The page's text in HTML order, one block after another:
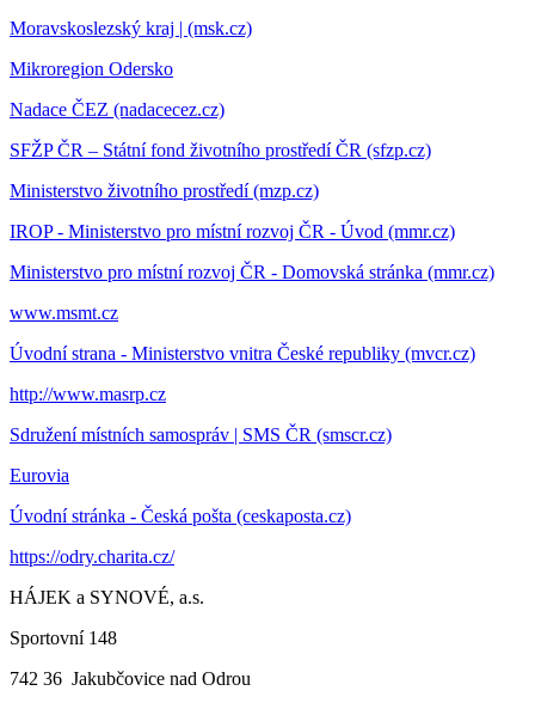
Moravskoslezský kraj | (msk.cz)
Mikroregion Odersko
Nadace ČEZ (nadacecez.cz)
SFŽP ČR – Státní fond životního prostředí ČR (sfzp.cz)
Ministerstvo životního prostředí (mzp.cz)
IROP - Ministerstvo pro místní rozvoj ČR - Úvod (mmr.cz)
Ministerstvo pro místní rozvoj ČR - Domovská stránka (mmr.cz)
www.msmt.cz
Úvodní strana - Ministerstvo vnitra České republiky (mvcr.cz)
http://www.masrp.cz
Sdružení místních samospráv | SMS ČR (smscr.cz)
Eurovia
Úvodní stránka - Česká pošta (ceskaposta.cz)
https://odry.charita.cz/
HÁJEK a SYNOVÉ, a.s.
Sportovní 148
742 36 Jakubčovice nad Odrou